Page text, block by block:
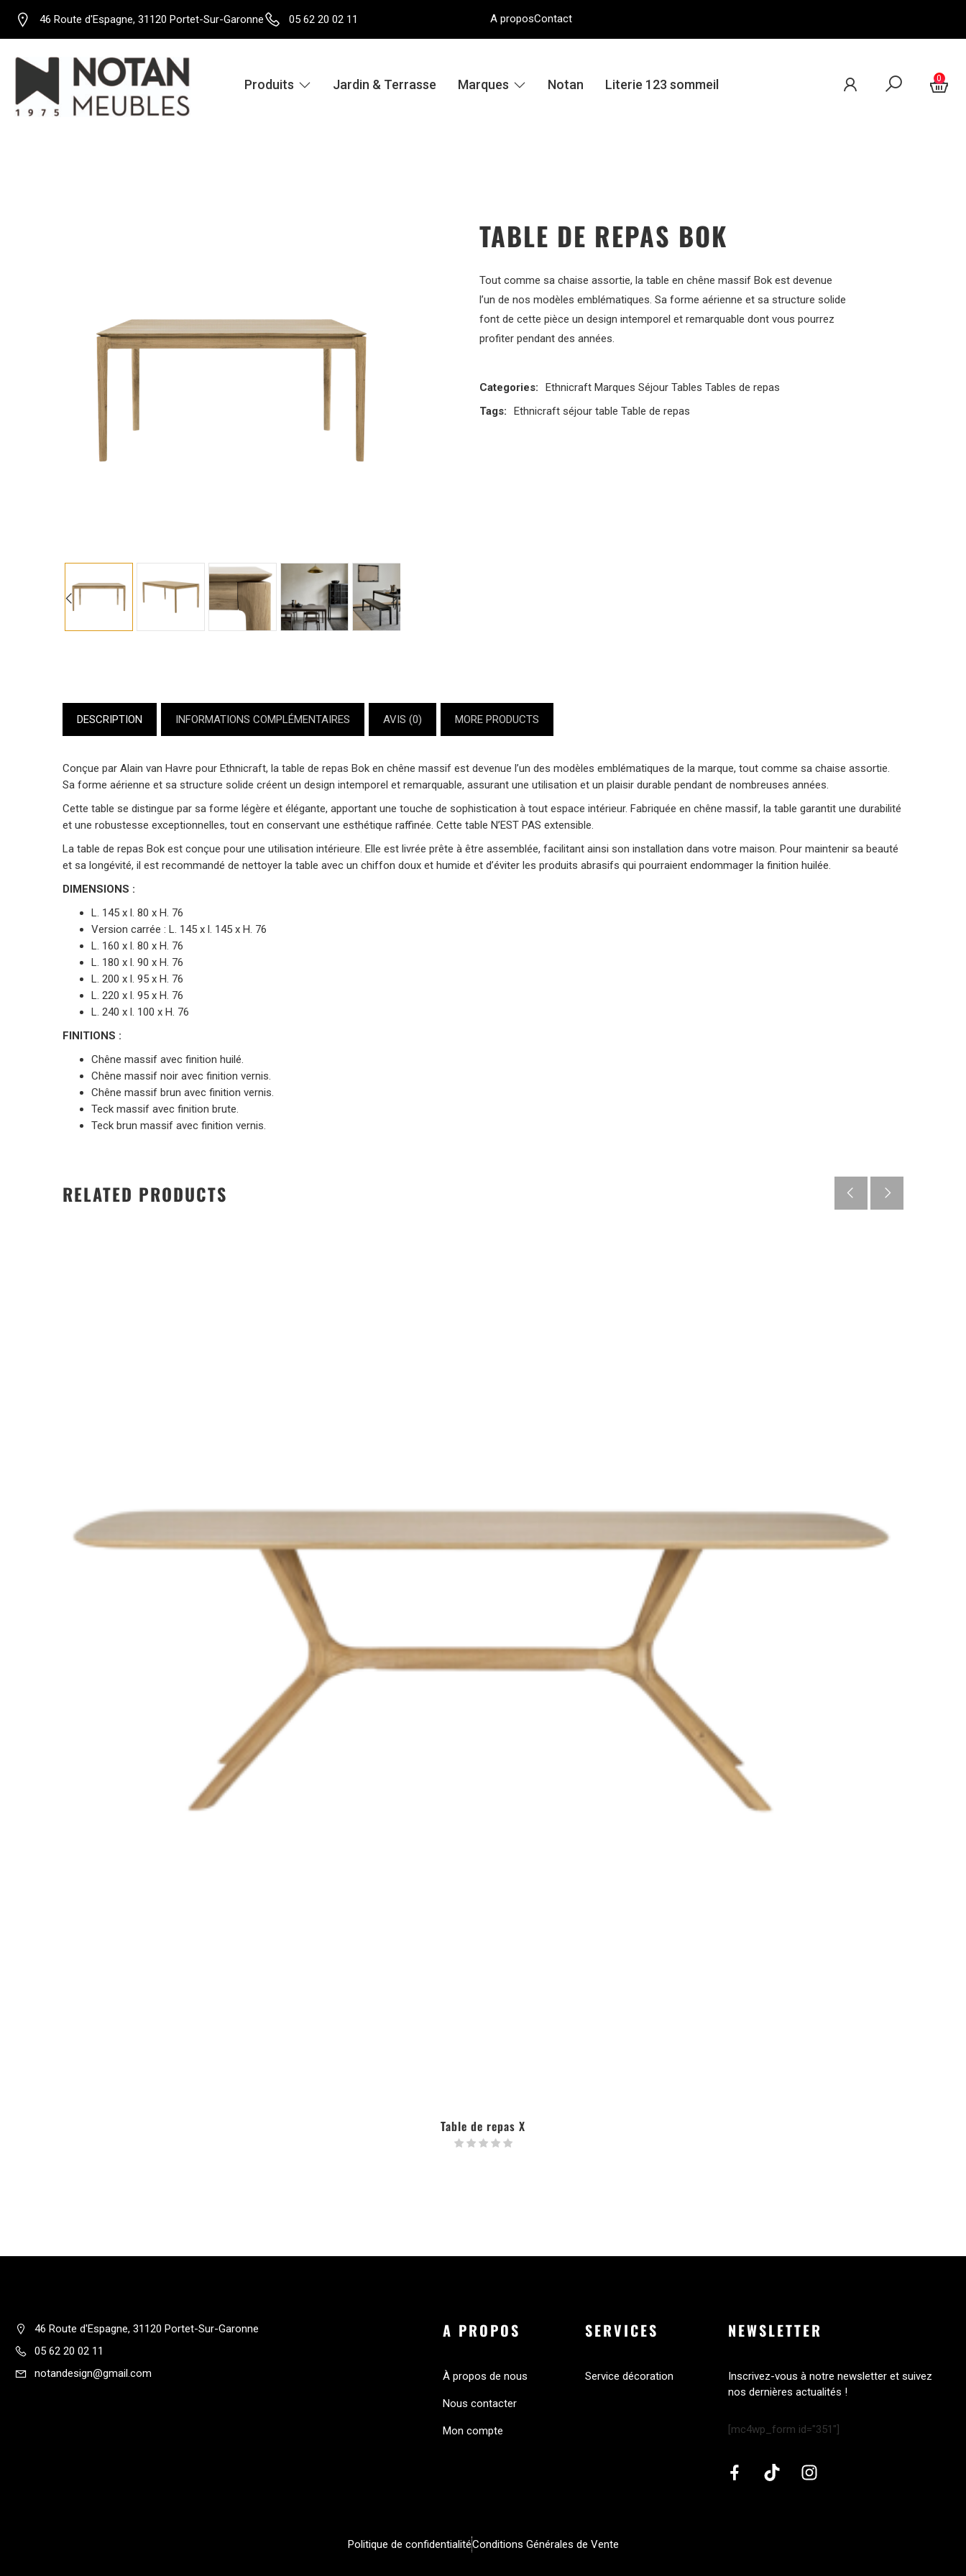
46 Route d'Espagne, 31120 Portet-Sur-Garonne 05 62 20 02 11 A proposContact
Produits Jardin & Terrasse Marques Notan Literie 123 sommeil 0
TABLE DE REPAS BOK
Tout comme sa chaise assortie, la table en chêne massif Bok est devenue
l’un de nos modèles emblématiques. Sa forme aérienne et sa structure solide
font de cette pièce un design intemporel et remarquable dont vous pourrez
profiter pendant des années.
Categories: Ethnicraft Marques Séjour Tables Tables de repas
Tags:
Ethnicraft séjour table Table de repas
DESCRIPTION INFORMATIONS COMPLÉMENTAIRES AVIS (0) MORE PRODUCTS
Conçue par Alain van Havre pour Ethnicraft, la table de repas Bok en chêne massif est devenue l’un des modèles emblématiques de la marque, tout comme sa chaise assortie.
Sa forme aérienne et sa structure solide créent un design intemporel et remarquable, assurant une utilisation et un plaisir durable pendant de nombreuses années.
Cette table se distingue par sa forme légère et élégante, apportant une touche de sophistication à tout espace intérieur. Fabriquée en chêne massif, la table garantit une durabilité
et une robustesse exceptionnelles, tout en conservant une esthétique raffinée. Cette table N’EST PAS extensible.
La table de repas Bok est conçue pour une utilisation intérieure. Elle est livrée prête à être assemblée, facilitant ainsi son installation dans votre maison. Pour maintenir sa beauté
et sa longévité, il est recommandé de nettoyer la table avec un chiffon doux et humide et d’éviter les produits abrasifs qui pourraient endommager la finition huilée.
DIMENSIONS :
L. 145 x l. 80 x H. 76
Version carrée : L. 145 x l. 145 x H. 76
L. 160 x l. 80 x H. 76
L. 180 x l. 90 x H. 76
L. 200 x l. 95 x H. 76
L. 220 x l. 95 x H. 76
L. 240 x l. 100 x H. 76
FINITIONS :
Chêne massif avec finition huilé.
Chêne massif noir avec finition vernis.
Chêne massif brun avec finition vernis.
Teck massif avec finition brute.
Teck brun massif avec finition vernis.
RELATED PRODUCTS
Table de repas X
46 Route d'Espagne, 31120 Portet-Sur-Garonne
05 62 20 02 11
notandesign@gmail.com
A PROPOS
À propos de nous
Nous contacter
Mon compte
SERVICES
Service décoration
NEWSLETTER
Inscrivez-vous à notre newsletter et suivez
nos dernières actualités !
[mc4wp_form id="351"]
Politique de confidentialitéConditions Générales de Vente